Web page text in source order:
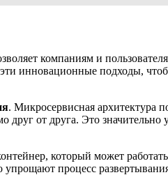
компаниям и
инновационные подходы,
. Микросервисная архитектура
друг от друга. Это значительно
который может
процесс